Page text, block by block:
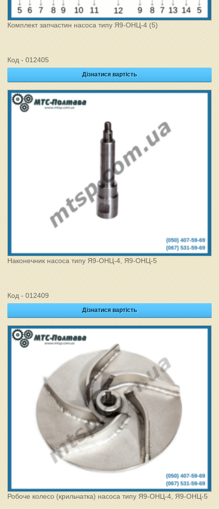
Комплект запчастин насоса типу Я9-ОНЦ-4 (5)
Код - 012405
Дізнатися вартість
Наконечник насоса типу Я9-ОНЦ-4, Я9-ОНЦ-5
Код - 012409
Дізнатися вартість
Робоче колесо (крильчатка) насоса типу Я9-ОНЦ-4, Я9-ОНЦ-5